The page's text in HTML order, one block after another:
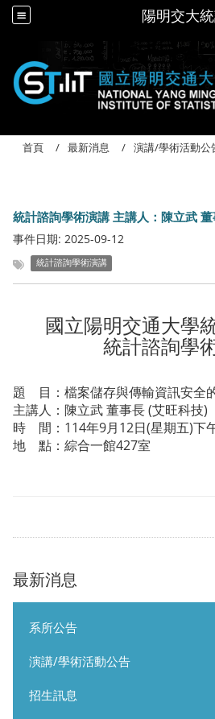
陽明交大
最新消息
系所公告
演講/學術活動公告
招生訊息
首頁 最新消息 演講/學術活動公
統計諮詢學術演講 主講人：陳立武
事件日期: 2025-09-12
統計諮詢學術演講
國立陽明交通大學
統計諮詢學
題 目：檔案儲存與傳輸資訊安全
主講人：陳立武 董事長 (艾旺科技)
時 間：114年9月12日(星期五)下
地 點：綜合一館427室